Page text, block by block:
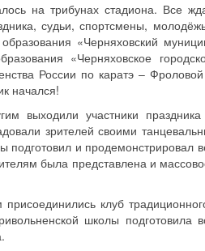
на трибунах стадиона. Все
судьи, спортсмены,
«Черняховский
«Черняховское
России по каратэ –
начался!
выходили участники
зрителей своими
подготовил и продемонстрировал
была представлена и
клуб
школы подготовила